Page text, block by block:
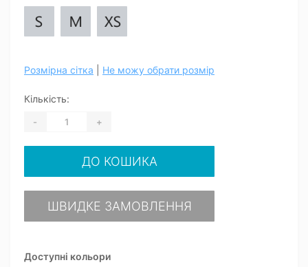
Доступні кольори
Розмірна сітка Не можу обрати розмір
Кількість:
- +
ДО КОШИКА
ШВИДКЕ ЗАМОВЛЕННЯ